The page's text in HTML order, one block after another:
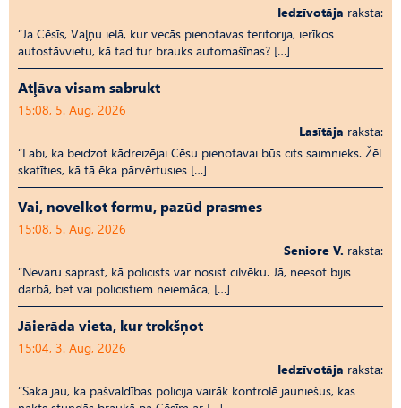
Iedzīvotāja raksta:
“Ja Cēsīs, Vaļņu ielā, kur vecās pienotavas teritorija, ierīkos
autostāvvietu, kā tad tur brauks automašīnas? […]
Atļāva visam sabrukt
15:08, 5. Aug, 2026
Lasītāja raksta:
“Labi, ka beidzot kādreizējai Cēsu pienotavai būs cits saimnieks. Žēl
skatīties, kā tā ēka pārvērtusies […]
Vai, novelkot formu, pazūd prasmes
15:08, 5. Aug, 2026
Seniore V. raksta:
“Nevaru saprast, kā policists var nosist cilvēku. Jā, neesot bijis
darbā, bet vai policistiem neiemāca, […]
Jāierāda vieta, kur trokšņot
15:04, 3. Aug, 2026
Iedzīvotāja raksta:
“Saka jau, ka pašvaldības policija vairāk kontrolē jauniešus, kas